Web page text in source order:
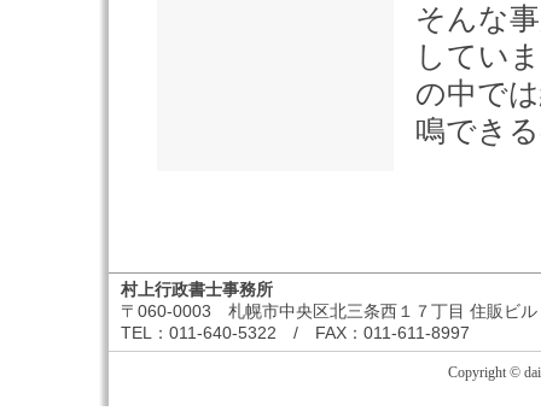
そんな
してい
の中で
鳴でき
村上行政書士事務所
〒060-0003 札幌市中央区北三条西１７丁目 住販ビル
TEL：011-640-5322 / FAX：011-611-8997
Copyright ©